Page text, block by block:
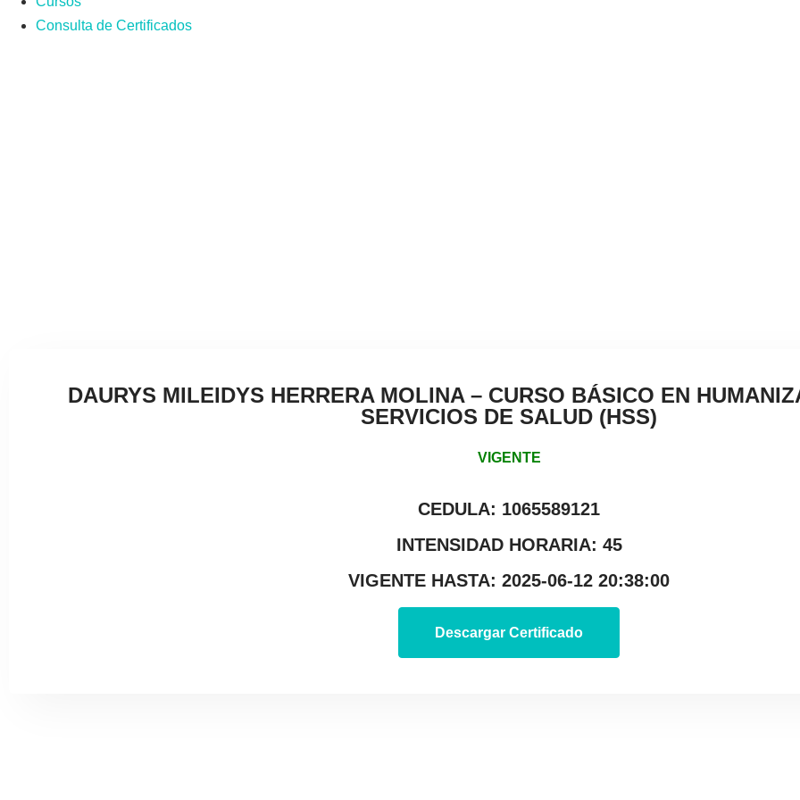
Consulta de Certificados
DAURYS MILEIDYS HERRERA MOLINA – CURSO BÁSICO EN
SERVICIOS DE SALUD (HSS)
VIGENTE
CEDULA: 1065589121
INTENSIDAD HORARIA: 45
VIGENTE HASTA: 2025-06-12 20:38:00
Descargar Certificado